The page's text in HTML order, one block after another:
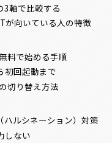
3軸で比較する
が向いている人の特徴
料で始める手順
初回起動まで
切り替え方法
ハルシネーション）対策
しない